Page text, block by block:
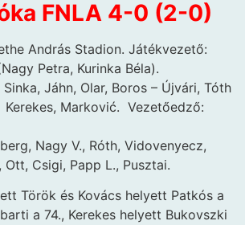
FNLA 4-0 (2-0)
András Stadion. Játékvezető:
Petra, Kurinka Béla).
Jáhn, Olar, Boros – Újvári, Tóth
Kerekes, Marković. Vezetőedző:
Nagy V., Róth, Vidovenyecz,
Ott, Csigi, Papp L., Pusztai.
Török és Kovács helyett Patkós a
a 74., Kerekes helyett Bukovszki